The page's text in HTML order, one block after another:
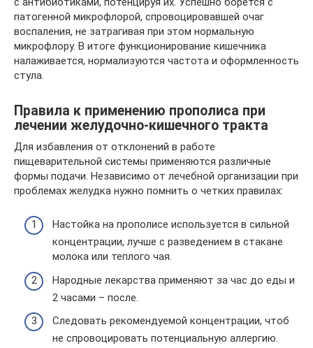
патогенной микрофлорой, спровоцировавшей очаг
воспаления, не затрагивая при этом нормальную
микрофлору. В итоге функционирование кишечника
налаживается, нормализуются частота и оформленность
стула.
Правила к применению прополиса при
лечении желудочно-кишечного тракта
Для избавления от отклонений в работе
пищеварительной системы применяются различные
формы подачи. Независимо от лечебной организации при
проблемах желудка нужно помнить о четких правилах:
Настойка на прополисе используется в сильной
концентрации, лучше с разведением в стакане
молока или теплого чая.
Народные лекарства применяют за час до еды и
2 часами – после.
Следовать рекомендуемой концентрации, чтоб
не спровоцировать потенциальную аллергию.